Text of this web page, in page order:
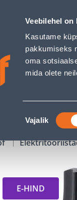
Veebilehel on
Kasutame
pakkumiseks
oma
mida olete
Nõusoleku
valik
Vajalik
S2 2TK - Bauhof
E-HIND